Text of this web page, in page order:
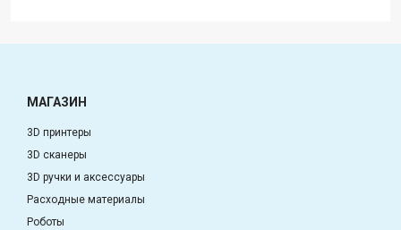
МАГАЗИН
3D принтеры
3D сканеры
3D ручки и аксессуары
Расходные материалы
Роботы